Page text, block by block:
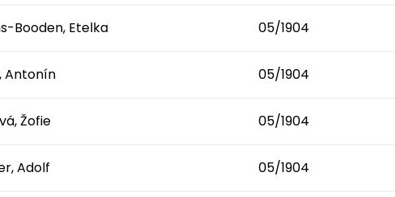
Booden, Etelka 05/1904
Antonín 05/1904
Žofie 05/1904
Adolf 05/1904